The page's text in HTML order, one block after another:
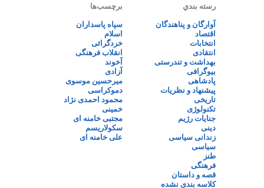
رسته بندي
آوارگان و پناهندگان
اقتصاد
انتخابات
انتقادی
بهداشت و تندرستی
بیوگرافی
پادشاهی
پیشنهاد و نظریات
تاریخی
تکنولوژی
جنایات رژیم
دینی
زندانی سیاسی
سیاسی
طنز
فرهنگی
قصه و داستان
کلاسه بندی نشده
برچسب‌ها
سپاه پاسداران
اسلام
خردگرائی
انقلاب فرهنگی
آخوند
آزادی
میرحسین موسوی
دموکراسی
محمود احمدی نژاد
خمینی
مجتبی خامنه ای
سکولاریسم
علی خامنه ای